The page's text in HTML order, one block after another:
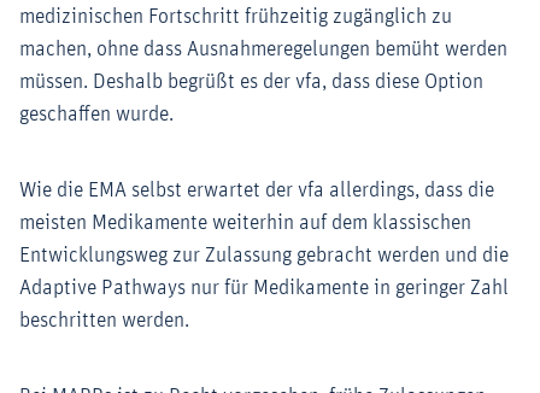
medizinischen Fortschritt frühzeitig zugänglich zu
machen, ohne dass Ausnahmeregelungen bemüht werden
müssen. Deshalb begrüßt es der vfa, dass diese Option
geschaffen wurde.
Wie die EMA selbst erwartet der vfa allerdings, dass die
meisten Medikamente weiterhin auf dem klassischen
Entwicklungsweg zur Zulassung gebracht werden und die
Adaptive Pathways nur für Medikamente in geringer Zahl
beschritten werden.